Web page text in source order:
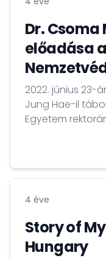
Dr.
előadása
2022. június 23-
Jung Hae-il
Egyetem
koreai nyelvű
történetéről.
4 éve
Story of
Hungary